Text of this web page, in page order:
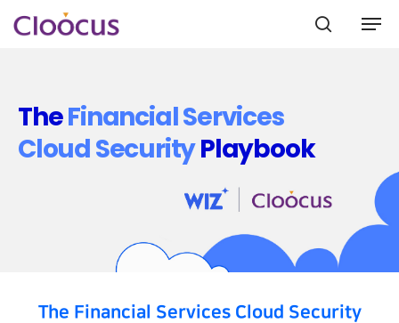
Hit enter to search or ESC to close
TheFinancial Services
Cloud SecurityPlaybook
The Financial Services Cloud Security